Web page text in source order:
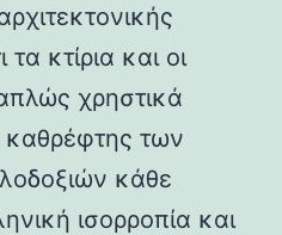
τα κτίρια και οι
χρηστικά
καθρέφτης των
κάθε
ισορροπία και